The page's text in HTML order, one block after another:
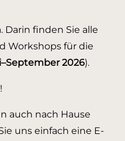
Darin finden Sie alle
Workshops für die
2026).
auch nach Hause
uns einfach eine E-